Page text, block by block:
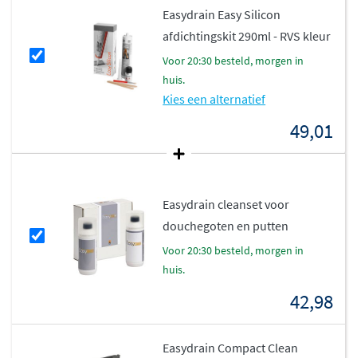
Easydrain Easy Silicon
afdichtingskit 290ml - RVS kleur
voor 20:30 besteld, morgen in
huis.
Kies een alternatief
49,01
Easydrain cleanset voor
douchegoten en putten
voor 20:30 besteld, morgen in
huis.
42,98
Easydrain Compact Clean